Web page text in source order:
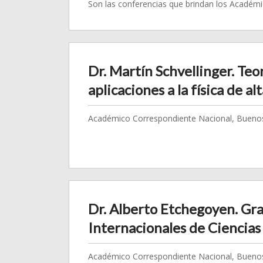
Son las conferencias que brindan los
Dr. Martín Schvellinger.
aplicaciones a la física de
Académico Correspondiente Nacional,
Dr. Alberto Etchegoyen.
Internacionales de
Académico Correspondiente Nacional,